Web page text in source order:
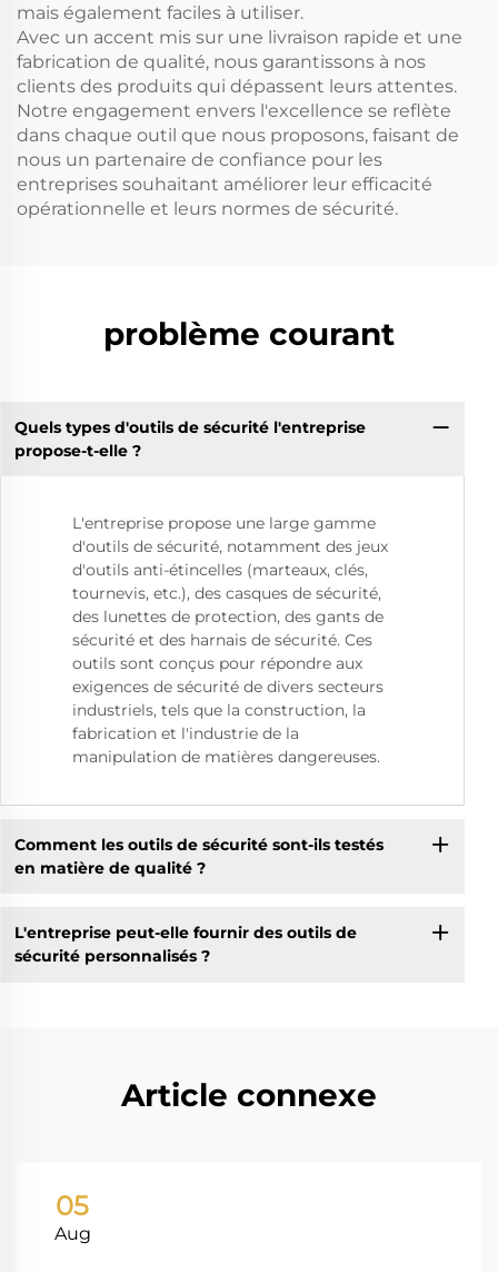
mais également faciles à utiliser.
Avec un accent mis sur une livraison rapide et une
fabrication de qualité, nous garantissons à nos
clients des produits qui dépassent leurs attentes.
Notre engagement envers l'excellence se reflète
dans chaque outil que nous proposons, faisant de
nous un partenaire de confiance pour les
entreprises souhaitant améliorer leur efficacité
opérationnelle et leurs normes de sécurité.
problème courant
Quels types d'outils de sécurité l'entreprise
propose-t-elle ?
L'entreprise propose une large gamme
d'outils de sécurité, notamment des jeux
d'outils anti-étincelles (marteaux, clés,
tournevis, etc.), des casques de sécurité,
des lunettes de protection, des gants de
sécurité et des harnais de sécurité. Ces
outils sont conçus pour répondre aux
exigences de sécurité de divers secteurs
industriels, tels que la construction, la
fabrication et l'industrie de la
manipulation de matières dangereuses.
Comment les outils de sécurité sont-ils testés
en matière de qualité ?
L'entreprise peut-elle fournir des outils de
sécurité personnalisés ?
Article connexe
05
Aug